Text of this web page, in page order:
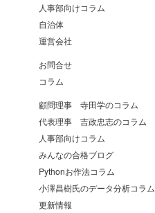
人事部向けコラム
自治体
運営会社
お問合せ
コラム
顧問理事 寺田学のコラム
代表理事 吉政忠志のコラム
人事部向けコラム
みんなの合格ブログ
Pythonお作法コラム
小澤昌樹氏のデータ分析コラム
更新情報